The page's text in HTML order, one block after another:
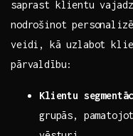
saprast‌ klientu
nodrošinot
veidi, kā uzlabot
pārvaldību:
Klientu
grupās,